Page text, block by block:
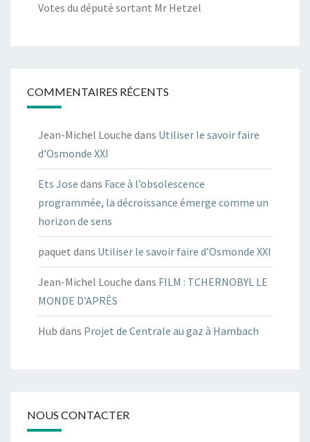
Votes du député sortant Mr Hetzel
COMMENTAIRES RÉCENTS
Jean-Michel Louche dans Utiliser le savoir faire
d’Osmonde XXI
Ets Jose dans Face à l’obsolescence
programmée, la décroissance émerge comme un
horizon de sens
paquet dans Utiliser le savoir faire d’Osmonde XXI
Jean-Michel Louche dans FILM : TCHERNOBYL LE
MONDE D’APRÈS
Hub dans Projet de Centrale au gaz à Hambach
NOUS CONTACTER